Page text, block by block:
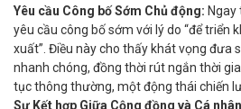
Yêu cầu Công bố Sớm Chủ động: Ngay
yêu cầu công bố sớm với lý do “để triển
xuất”. Điều này cho thấy khát vọng đưa
nhanh chóng, đồng thời rút ngắn thời
tục thông thường, một động thái chiến
Sự Kết hợp Giữa Cộng đồng và Cá